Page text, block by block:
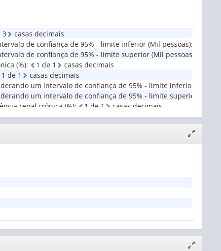
3
casas decimais
de confiança de 95% - limite inferior (Mil pessoas):
de confiança de 95% - limite superior (Mil pessoas)
(%): 1 de 1
casas decimais
1 de 1
casas decimais
um intervalo de confiança de 95% - limite inferior (%)
um intervalo de confiança de 95% - limite superior (%)
renal crônica (%): 1 de 1 casas decimais
janela